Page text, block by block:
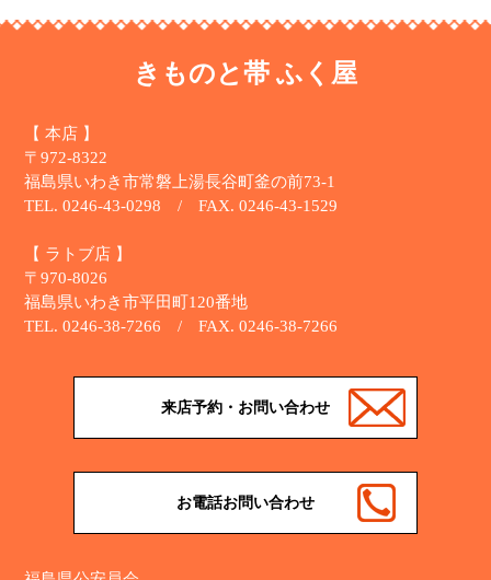
きものと帯 ふく屋
【 本店 】
〒972-8322
福島県いわき市常磐上湯長谷町釜の前73-1
TEL. 0246-43-0298 / FAX. 0246-43-1529
【 ラトブ店 】
〒970-8026
福島県いわき市平田町120番地
TEL. 0246-38-7266 / FAX. 0246-38-7266
来店予約・お問い合わせ
お電話お問い合わせ